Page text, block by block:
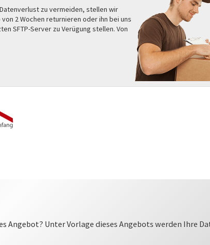
zu vermeiden, stellen wir
2 Wochen returnieren oder ihn bei uns
SFTP-Server zu Verügung stellen. Von
Unter Vorlage dieses Angebots werden Ihre